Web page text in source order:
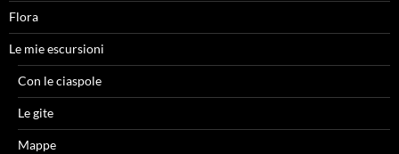
Flora
Le mie escursioni
Con le ciaspole
Le gite
Mappe